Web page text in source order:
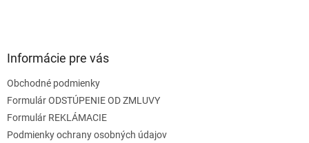
s
Informácie pre vás
Obchodné podmienky
Formulár ODSTÚPENIE OD ZMLUVY
Formulár REKLÁMACIE
Podmienky ochrany osobných údajov